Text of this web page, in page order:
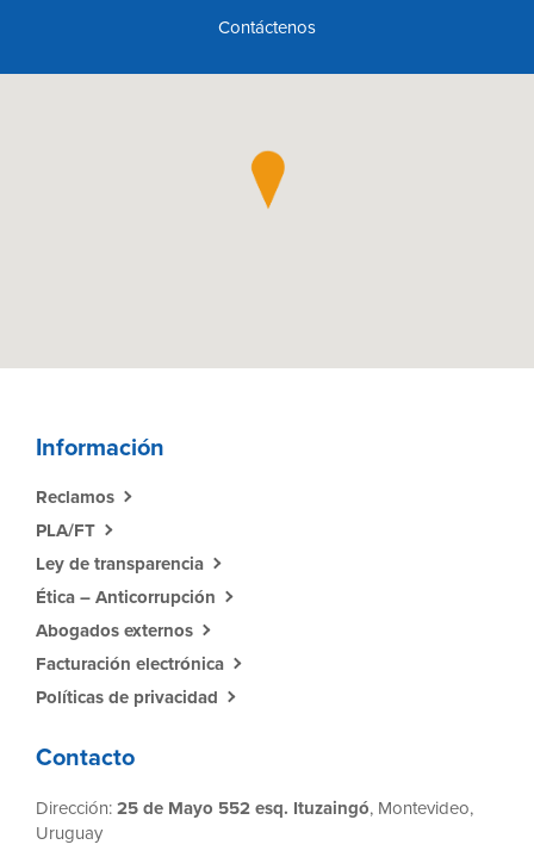
Contáctenos
Información
Reclamos
PLA/FT
Ley de transparencia
Ética – Anticorrupción
Abogados externos
Facturación electrónica
Políticas de privacidad
Contacto
Dirección: 25 de Mayo 552 esq. Ituzaingó, Montevideo,
Uruguay